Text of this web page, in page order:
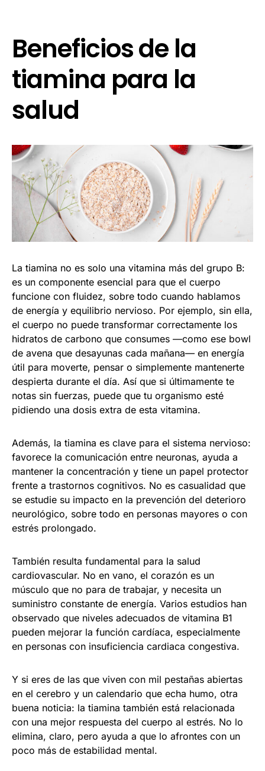
Beneficios de la
tiamina para la
salud
La tiamina no es solo una vitamina más del grupo B:
es un componente esencial para que el cuerpo
funcione con fluidez, sobre todo cuando hablamos
de energía y equilibrio nervioso. Por ejemplo, sin ella,
el cuerpo no puede transformar correctamente los
hidratos de carbono que consumes —como ese bowl
de avena que desayunas cada mañana— en energía
útil para moverte, pensar o simplemente mantenerte
despierta durante el día. Así que si últimamente te
notas sin fuerzas, puede que tu organismo esté
pidiendo una dosis extra de esta vitamina.
Además, la tiamina es clave para el sistema nervioso:
favorece la comunicación entre neuronas, ayuda a
mantener la concentración y tiene un papel protector
frente a trastornos cognitivos. No es casualidad que
se estudie su impacto en la prevención del deterioro
neurológico, sobre todo en personas mayores o con
estrés prolongado.
También resulta fundamental para la salud
cardiovascular. No en vano, el corazón es un
músculo que no para de trabajar, y necesita un
suministro constante de energía. Varios estudios han
observado que niveles adecuados de vitamina B1
pueden mejorar la función cardíaca, especialmente
en personas con insuficiencia cardiaca congestiva.
Y si eres de las que viven con mil pestañas abiertas
en el cerebro y un calendario que echa humo, otra
buena noticia: la tiamina también está relacionada
con una mejor respuesta del cuerpo al estrés. No lo
elimina, claro, pero ayuda a que lo afrontes con un
poco más de estabilidad mental.